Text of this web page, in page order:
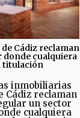
Cádiz reclaman
cualquiera
titulación
inmobiliarias
Cádiz reclaman
un sector
cualquiera